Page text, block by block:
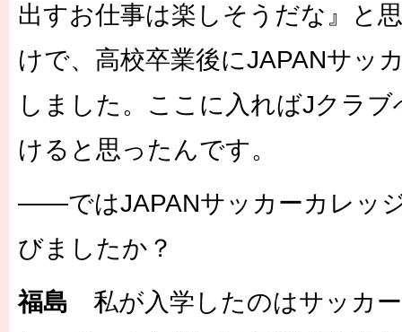
出すお仕事は楽しそうだな』と
けで、高校卒業後にJAPANサッ
しました。ここに入ればJクラ
けると思ったんです。
――ではJAPANサッカーカレッ
びましたか？
福島 私が入学したのはサッカ